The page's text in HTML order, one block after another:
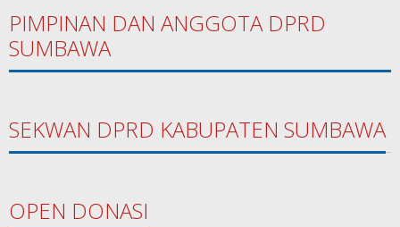
PIMPINAN DAN ANGGOTA DPRD
SUMBAWA
SEKWAN DPRD KABUPATEN SUMBAWA
OPEN DONASI